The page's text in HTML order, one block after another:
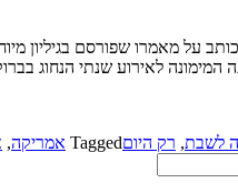
כותב על מאמרו שפורסם בגיליון
המימונה לאירוע שנתי הנחוג
לשבת, רק היוםTagged אמריקה,